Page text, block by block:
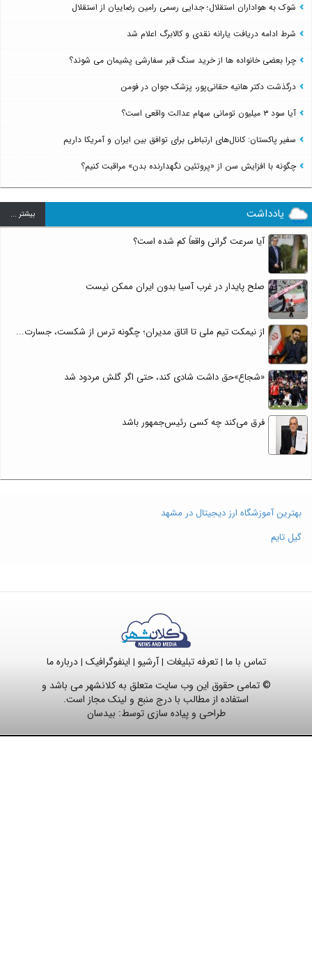
شوک به هواداران استقلال؛ جدایی رسمی رامین رضاییان از استقلال
شرط ادامه دریافت یارانه نقدی و کالابرگ اعلام شد
چرا بعضی خانواده ها از خرید سنگ قبر سفارشی پشیمان می شوند؟
درگذشت دکتر هانیه حقانی‌پور، پزشک جوان در فومن
آیا سود ۳ میلیون تومانی سهام عدالت واقعی است؟
سفیر پاکستان: کانال‌های ارتباطی برای توافق بین ایران و آمریکا داریم
چگونه با افزایش سن از «پروتئین نگهدارنده بدن» مراقبت کنیم؟
یادداشت بيشتر ...
آیا سرعت گرانی واقعاً کم شده است؟
صلح پایدار در غرب آسیا بدون ایران ممکن نیست
از نیمکت تیم ملی تا اتاق مدیران؛ چگونه ترس از شکست، جسارت...
«شجاع»حق داشت شادی کند، حتی اگر گلش مردود شد
فرق می‌کند چه کسی رئیس‌جمهور باشد
بهترین آموزشگاه ارز دیجیتال در مشهد
گیل تایم
تماس با ما |تعرفه تبلیغات |آرشیو | اینفوگرافیک |درباره ما
© تمامی حقوق این وب سایت متعلق به کلانشهر می باشد و
استفاده از مطالب با درج منبع و لینک مجاز است.
طراحی و پیاده سازی توسط: بیدسان